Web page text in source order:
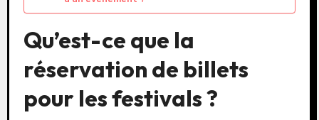
Qu’est-ce que la
réservation de billets
pour les festivals ?